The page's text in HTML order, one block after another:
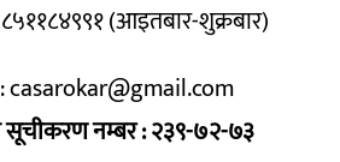
(आइतबार-शुक्रबार)
casarokar@gmail.com
सूचीकरण नम्बर : २३९-७२-७३